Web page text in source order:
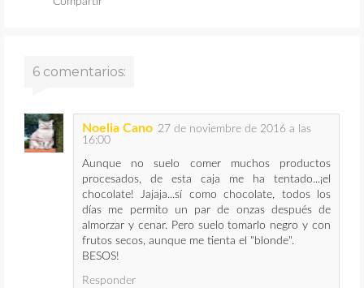
6 comentarios:
Noelia Cano 27 de noviembre de 2016 a las
16:00
Aunque no suelo comer muchos productos
procesados, de esta caja me ha tentado...¡el
chocolate! Jajaja...sí como chocolate, todos los
días me permito un par de onzas después de
almorzar y cenar. Pero suelo tomarlo negro y con
frutos secos, aunque me tienta el "blonde".
BESOS!
Responder